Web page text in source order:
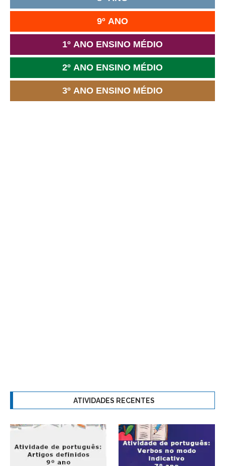
9º ANO
1º ANO ENSINO MÉDIO
2º ANO ENSINO MÉDIO
3º ANO ENSINO MÉDIO
ATIVIDADES RECENTES